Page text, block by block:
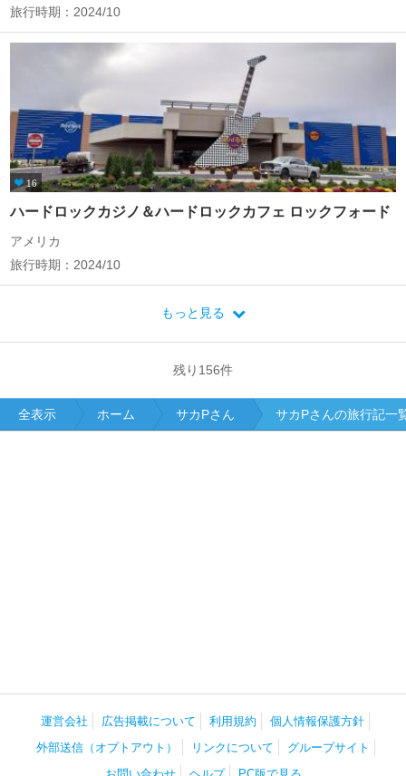
旅行時期：2024/10
16
ハードロックカジノ＆ハードロックカフェ ロックフォード
アメリカ
旅行時期：2024/10
もっと見る
残り 156件
全表示 ホーム サカPさん サカPさんの旅行記一
運営会社 広告掲載について 利用規約
個人情報保護方針
外部送信（オプトアウト）
リンクについて
グループサイト